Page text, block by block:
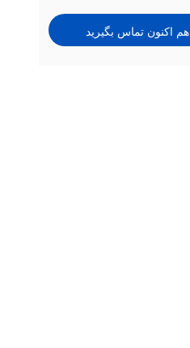
هم اکنون تماس بگیرید